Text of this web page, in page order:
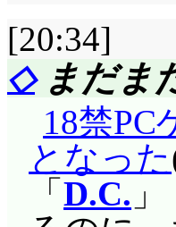
メロの
化させ
食われ
しかも
ゃ? 何
[20:34]
◇まだま
18禁
となった
「D.C.